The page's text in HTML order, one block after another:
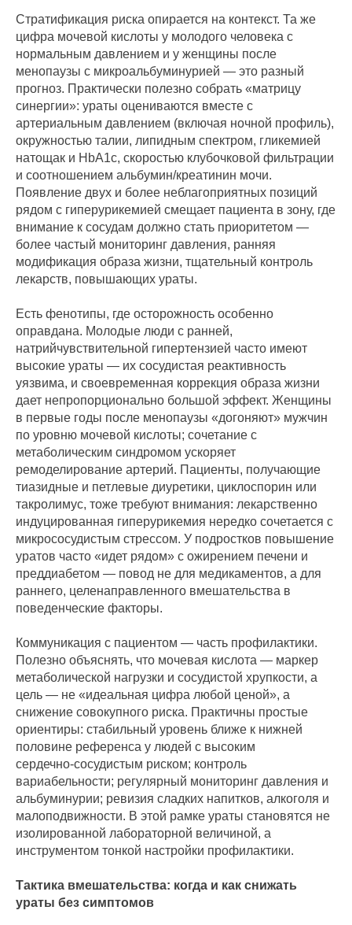
Стратификация риска опирается на контекст. Та же
цифра мочевой кислоты у молодого человека с
нормальным давлением и у женщины после
менопаузы с микроальбуминурией — это разный
прогноз. Практически полезно собрать «матрицу
синергии»: ураты оцениваются вместе с
артериальным давлением (включая ночной профиль),
окружностью талии, липидным спектром, гликемией
натощак и HbA1c, скоростью клубочковой фильтрации
и соотношением альбумин/креатинин мочи.
Появление двух и более неблагоприятных позиций
рядом с гиперурикемией смещает пациента в зону, где
внимание к сосудам должно стать приоритетом —
более частый мониторинг давления, ранняя
модификация образа жизни, тщательный контроль
лекарств, повышающих ураты.
Есть фенотипы, где осторожность особенно
оправдана. Молодые люди с ранней,
натрийчувствительной гипертензией часто имеют
высокие ураты — их сосудистая реактивность
уязвима, и своевременная коррекция образа жизни
дает непропорционально большой эффект. Женщины
в первые годы после менопаузы «догоняют» мужчин
по уровню мочевой кислоты; сочетание с
метаболическим синдромом ускоряет
ремоделирование артерий. Пациенты, получающие
тиазидные и петлевые диуретики, циклоспорин или
такролимус, тоже требуют внимания: лекарственно
индуцированная гиперурикемия нередко сочетается с
микрососудистым стрессом. У подростков повышение
уратов часто «идет рядом» с ожирением печени и
преддиабетом — повод не для медикаментов, а для
раннего, целенаправленного вмешательства в
поведенческие факторы.
Коммуникация с пациентом — часть профилактики.
Полезно объяснять, что мочевая кислота — маркер
метаболической нагрузки и сосудистой хрупкости, а
цель — не «идеальная цифра любой ценой», а
снижение совокупного риска. Практичны простые
ориентиры: стабильный уровень ближе к нижней
половине референса у людей с высоким
сердечно‑сосудистым риском; контроль
вариабельности; регулярный мониторинг давления и
альбуминурии; ревизия сладких напитков, алкоголя и
малоподвижности. В этой рамке ураты становятся не
изолированной лабораторной величиной, а
инструментом тонкой настройки профилактики.
Тактика вмешательства: когда и как снижать
ураты без симптомов